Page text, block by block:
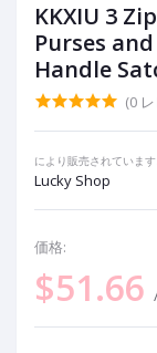
KKXIU 3
Purses
Handle
(0
により販売されています:
Lucky Shop
価格:
$51.66